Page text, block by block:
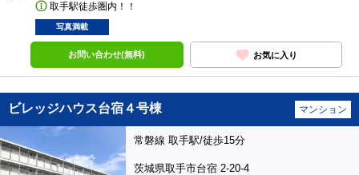
取手駅徒歩圏内！！
写真満載
お問い合わせ(無料) お気に入り
ビレッジハウス台宿４号棟 マンション
常磐線 取手駅/徒歩15分
茨城県取手市台宿 2-20-4